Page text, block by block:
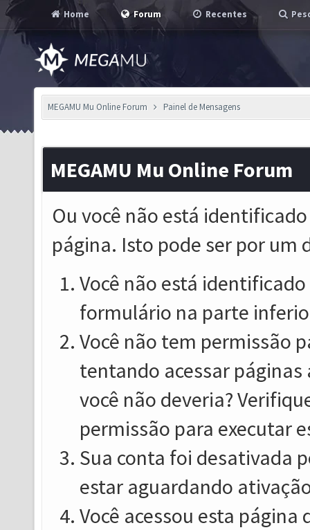
Home Forum Recentes
MEGAMU Mu Online Forum Painel de Mensagens
MEGAMU Mu Online Forum
Ou você não está
página. Isto pode ser por um
Você não está
formulário na parte
Você não tem permissão
tentando acessar
você não deveria?
permissão para executar
Sua conta foi desativada
estar aguardando
Você acessou esta